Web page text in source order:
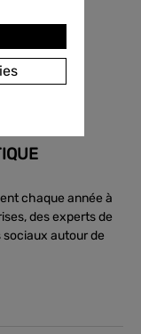
chaque année à
des experts de
sociaux autour de